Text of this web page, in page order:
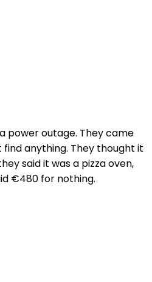
power outage. They came
anything. They thought it
said it was a pizza oven,
€480 for nothing.